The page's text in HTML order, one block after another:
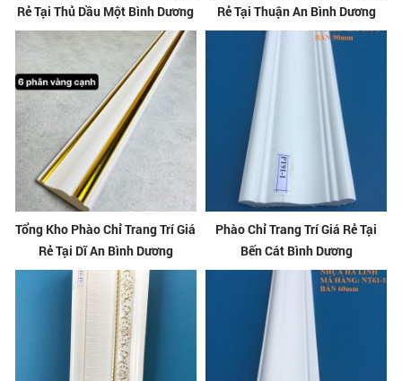
Rẻ Tại Thủ Dầu Một Bình Dương
Rẻ Tại Thuận An Bình Dương
Tổng Kho Phào Chỉ Trang Trí Giá
Rẻ Tại Dĩ An Bình Dương
Phào Chỉ Trang Trí Giá Rẻ Tại
Bến Cát Bình Dương